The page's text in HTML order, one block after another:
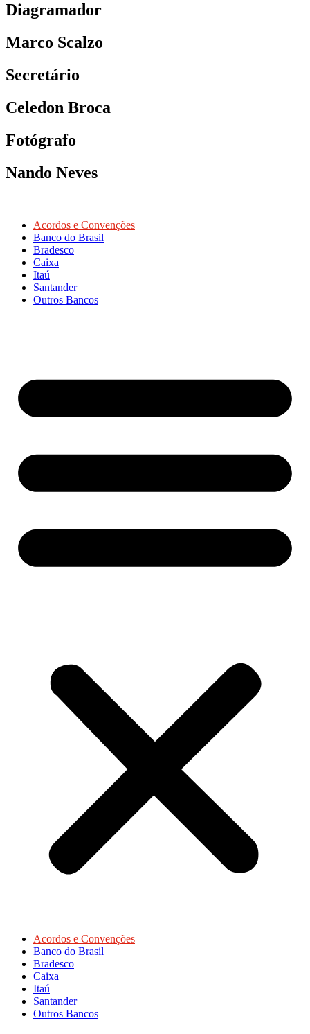
Diagramador
Marco Scalzo
Secretário
Celedon Broca
Fotógrafo
Nando Neves
Acordos e Convenções
Banco do Brasil
Bradesco
Caixa
Itaú
Santander
Outros Bancos
Acordos e Convenções
Banco do Brasil
Bradesco
Caixa
Itaú
Santander
Outros Bancos